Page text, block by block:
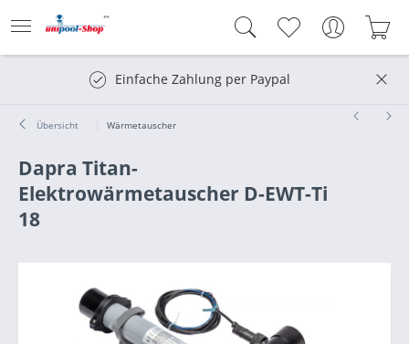
Einfache Zahlung per Paypal
Übersicht Wärmetauscher
Dapra Titan-
Elektrowärmetauscher D-EWT-Ti
18